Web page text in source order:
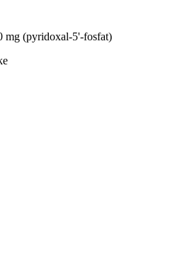
mg (pyridoxal-5'-fosfat)